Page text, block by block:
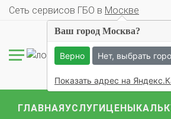
Cеть сервисов ГБО в Москве
ГЛАВНАЯУСЛУГИЦЕНЫ
Ваш город Москва?
Верно Нет, выбрать
Показать адрес на